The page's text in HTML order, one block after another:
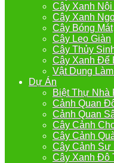
Cây Xanh Nội
Cây Xanh
Cây Bóng Mát
Cây Leo Giàn
Cây Thủy
Cây Xanh Để
Vật Dụng
Dự Án
Biệt Thự Nhà
Cảnh Quan
Cảnh Quan
Cây Cảnh
Cây Cảnh
Cây Cảnh Sự
Cây Xanh Đô